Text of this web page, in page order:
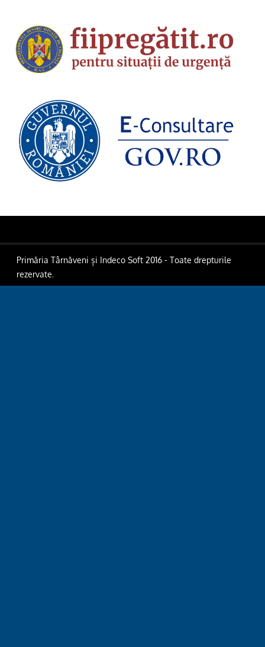
Primăria Târnăveni și Indeco Soft 2016 - Toate drepturile
rezervate.